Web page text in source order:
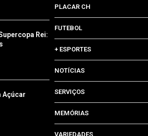
Rei:
Açúcar
PLACAR CH
FUTEBOL
+ ESPORTES
NOTÍCIAS
SERVIÇOS
MEMÓRIAS
VARIEDADES